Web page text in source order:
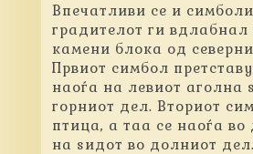
Впечатливи се и
градителот ги вдлабнал
камени блока од
Првиот симбол
наоѓа на левиот аголна
горниот дел. Вториот
птица, а таа се наоѓа во
на ѕидот во долниот дел.